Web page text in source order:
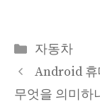
Categories
자동차
Android 휴
무엇을 의미하